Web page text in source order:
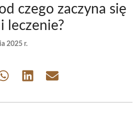
czego zaczyna się
leczenie?
2025 r.
Share Share Share